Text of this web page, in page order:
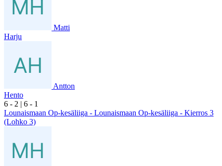
Matti
Harju
Antton
Hento
6 - 2 | 6 - 1
Lounaismaan Op-kesäliiga - Lounaismaan Op-kesäliiga - Kierros 3
(Lohko 3)